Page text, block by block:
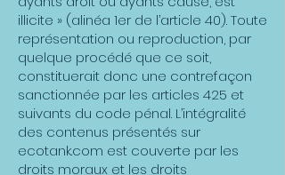
illicite » (alinéa 1er de l’article 40). Toute
représentation ou reproduction, par
quelque procédé que ce soit,
constituerait donc une contrefaçon
sanctionnée par les articles 425 et
suivants du code pénal. L’intégralité
des contenus présentés sur
ecotank.com est couverte par les
droits moraux et les droits